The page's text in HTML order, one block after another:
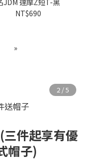
JDM 達摩Z短T-黑
NT$690
»
件起享有優
帽子)